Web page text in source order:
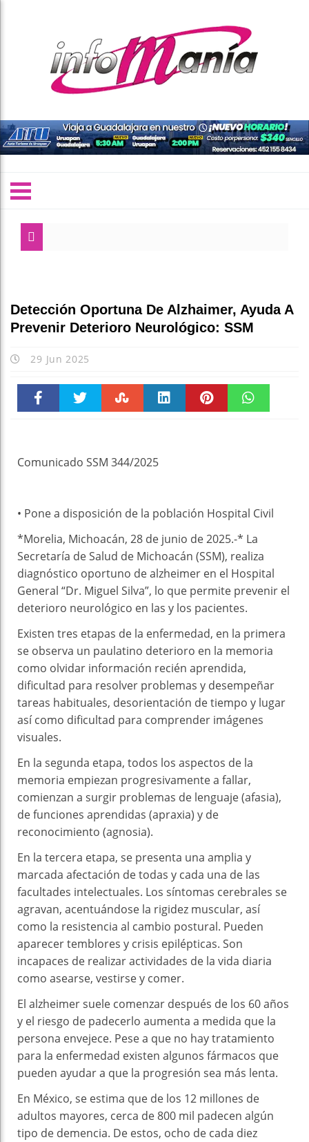
Detección Oportuna De Alzhaimer, Ayuda A
Prevenir Deterioro Neurológico: SSM
29 Jun 2025
Comunicado SSM 344/2025
• Pone a disposición de la población Hospital Civil
*Morelia, Michoacán, 28 de junio de 2025.-* La
Secretaría de Salud de Michoacán (SSM), realiza
diagnóstico oportuno de alzheimer en el Hospital
General “Dr. Miguel Silva”, lo que permite prevenir el
deterioro neurológico en las y los pacientes.
Existen tres etapas de la enfermedad, en la primera
se observa un paulatino deterioro en la memoria
como olvidar información recién aprendida,
dificultad para resolver problemas y desempeñar
tareas habituales, desorientación de tiempo y lugar
así como dificultad para comprender imágenes
visuales.
En la segunda etapa, todos los aspectos de la
memoria empiezan progresivamente a fallar,
comienzan a surgir problemas de lenguaje (afasia),
de funciones aprendidas (apraxia) y de
reconocimiento (agnosia).
En la tercera etapa, se presenta una amplia y
marcada afectación de todas y cada una de las
facultades intelectuales. Los síntomas cerebrales se
agravan, acentuándose la rigidez muscular, así
como la resistencia al cambio postural. Pueden
aparecer temblores y crisis epilépticas. Son
incapaces de realizar actividades de la vida diaria
como asearse, vestirse y comer.
El alzheimer suele comenzar después de los 60 años
y el riesgo de padecerlo aumenta a medida que la
persona envejece. Pese a que no hay tratamiento
para la enfermedad existen algunos fármacos que
pueden ayudar a que la progresión sea más lenta.
En México, se estima que de los 12 millones de
adultos mayores, cerca de 800 mil padecen algún
tipo de demencia. De estos, ocho de cada diez